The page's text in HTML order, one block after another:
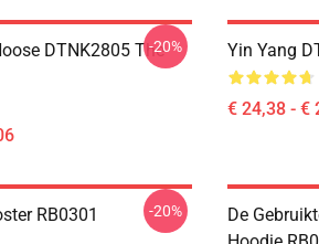
DTNK2805 The-20% Yin Yang
€ 24,38 - €
RB0301 -20%
De